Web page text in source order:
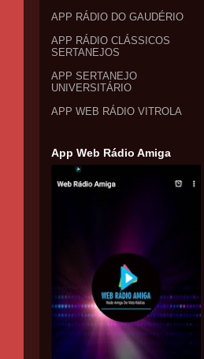
APP RÁDIO DO GAUDÉRIO
APP RÁDIO CLÁSSICOS
SERTANEJOS
APP SERTANEJO
UNIVERSITÁRIO
APP WEB RÁDIO VITROLA
App Web Rádio Amiga